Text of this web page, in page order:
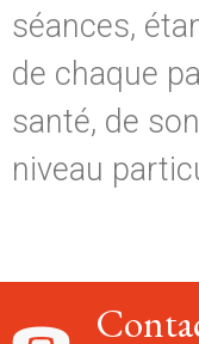
séances,
de chaque
santé, de
niveau